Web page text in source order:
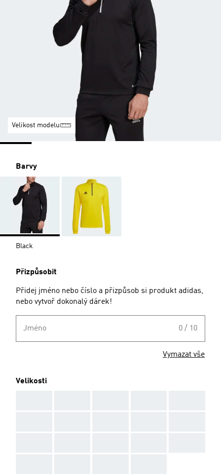
Velikost modelu
Barvy
Black
Přizpůsobit
Přidej jméno nebo číslo a přizpůsob si produkt adidas,
nebo vytvoř dokonalý dárek!
Jméno 0 / 10
Vymazat vše
Velikosti